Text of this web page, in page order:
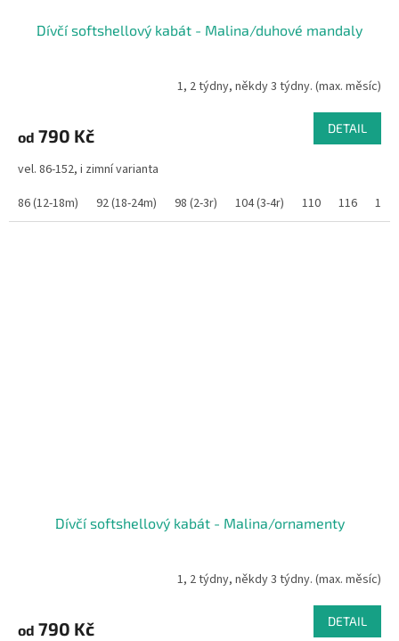
Dívčí softshellový kabát - Malina/duhové mandaly
1, 2 týdny, někdy 3 týdny. (max. měsíc)
od 790 Kč DETAIL
vel. 86-152, i zimní varianta
86 (12-18m)
92 (18-24m) 98 (2-3r) 104 (3-4r) 110 116 122
Dívčí softshellový kabát - Malina/ornamenty
1, 2 týdny, někdy 3 týdny. (max. měsíc)
od 790 Kč DETAIL